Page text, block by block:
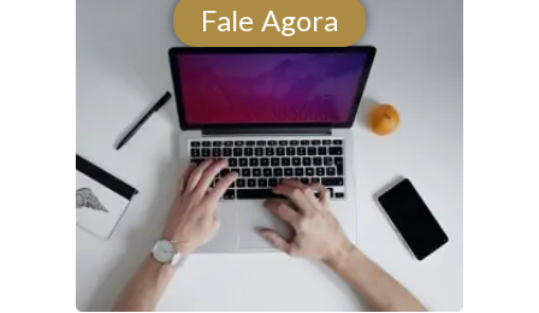
Fale Agora